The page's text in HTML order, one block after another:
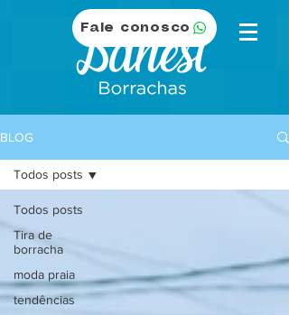
Fale conosco
BLOG
Todos posts
Tira de
borracha
moda praia
tendências
Todos posts